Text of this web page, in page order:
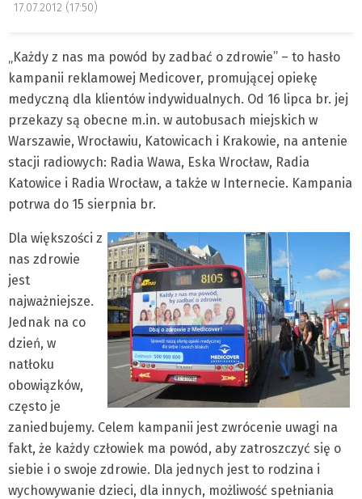
17.07.2012 (17:50)
„Każdy z nas ma powód by zadbać o zdrowie” – to hasło
kampanii reklamowej Medicover, promującej opiekę
medyczną dla klientów indywidualnych. Od 16 lipca br. jej
przekazy są obecne m.in. w autobusach miejskich w
Warszawie, Wrocławiu, Katowicach i Krakowie, na antenie
stacji radiowych: Radia Wawa, Eska Wrocław, Radia
Katowice i Radia Wrocław, a także w Internecie. Kampania
potrwa do 15 sierpnia br.
Dla większości z
nas zdrowie
jest
najważniejsze.
Jednak na co
dzień, w
natłoku
obowiązków,
często je
zaniedbujemy. Celem kampanii jest zwrócenie uwagi na
fakt, że każdy człowiek ma powód, aby zatroszczyć się o
siebie i o swoje zdrowie. Dla jednych jest to rodzina i
wychowywanie dzieci, dla innych, możliwość spełniania